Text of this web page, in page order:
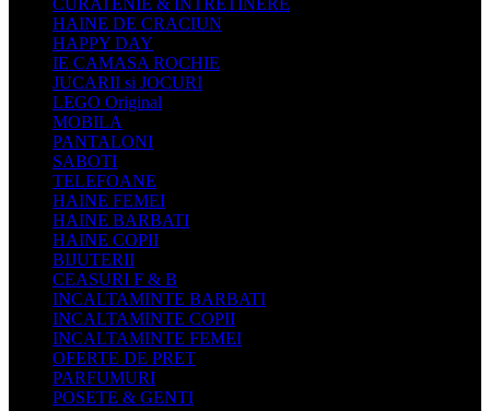
CURATENIE & INTRETINERE
HAINE DE CRACIUN
HAPPY DAY
IE CAMASA ROCHIE
JUCARII si JOCURI
LEGO Original
MOBILA
PANTALONI
SABOTI
TELEFOANE
HAINE FEMEI
HAINE BARBATI
HAINE COPII
BIJUTERII
CEASURI F & B
INCALTAMINTE BARBATI
INCALTAMINTE COPII
INCALTAMINTE FEMEI
OFERTE DE PRET
PARFUMURI
POSETE & GENTI